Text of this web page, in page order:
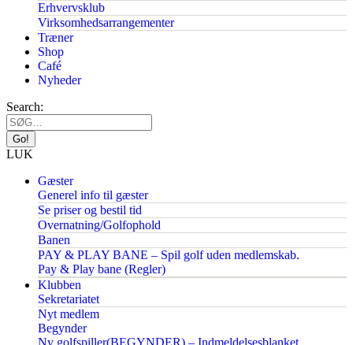
Erhvervsklub
Virksomhedsarrangementer
Træner
Shop
Café
Nyheder
Search:
LUK
Gæster
Generel info til gæster
Se priser og bestil tid
Overnatning/Golfophold
Banen
PAY & PLAY BANE – Spil golf uden medlemskab.
Pay & Play bane (Regler)
Klubben
Sekretariatet
Nyt medlem
Begynder
Ny golfspiller(BEGYNDER) – Indmeldelsesblanket